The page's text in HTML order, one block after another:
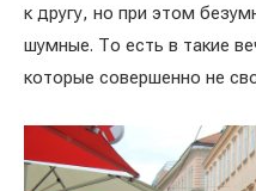
к другу, но при этом
шумные. То есть в такие
которые совершенно не